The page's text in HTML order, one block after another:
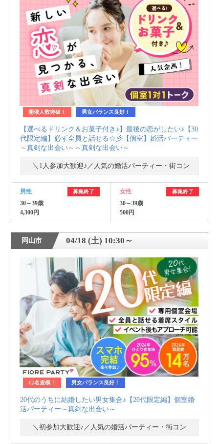
開催人数突破！ 男女バランス良好！
【選べるドリンク＆お菓子付き♪】最後の恋がしたい♪【30
代限定編】必ず全員と話せる☆彡【個室】婚活パーティー
～真剣な出会い～～真剣な出会い～
＼1人参加大歓迎♪／人気の婚活パーティー・街コン
男性 募集終了
30～39歳
4,300円
女性 募集終了
30～39歳
500円
岡山市 04/18 (土) 10:30～
12名規模！ 男女バランス良好！
20代のうちに結婚したい男女集合♪【20代限定編】個室婚
活パーティー～真剣な出会い～
＼初参加大歓迎♪／人気の婚活パーティー・街コン